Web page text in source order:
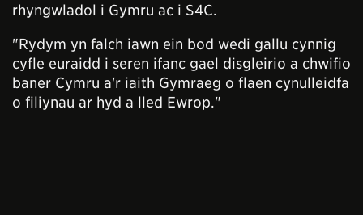
rhyngwladol i Gymru ac i S4C.
"Rydym yn falch iawn ein bod wedi gallu cynnig
cyfle euraidd i seren ifanc gael disgleirio a chwifio
baner Cymru a'r iaith Gymraeg o flaen cynulleidfa
o filiynau ar hyd a lled Ewrop."